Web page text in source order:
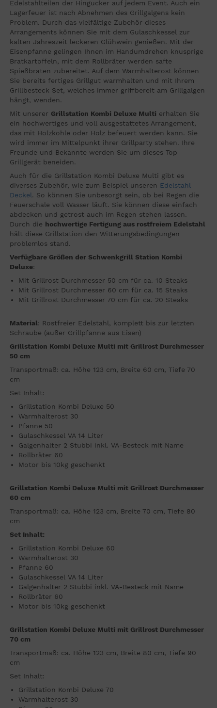
Edelstahlteilen der Hingucker auf jedem Event. Auch ein
Lagerfeuer ist nach Abnehmen des Grillgalgens kein
Problem. Durch das vielfältige Zubehör dieses
Arrangements können Sie mit dem Gulaschkessel zur
kalten Jahreszeit leckeren Glühwein genießen. Mit der
Eisenpfanne gelingen Ihnen im Handumdrehen knusprige
Bratkartoffeln, mit dem Rollbräter werden safte
Spießbraten zubereitet. Auf dem Warmhalterost können
Sie bereits fertiges Grillgut warmhalten und mit Ihrem
Grillbesteck Set, welches immer griffbereit am Grillgalgen
hängt, wenden.
Mit unserer Grillstation Kombi Deluxe Multi erhalten Sie
ein hochwertiges und voll ausgestattetes Arrangement,
das mit Holzkohle oder Holz befeuert werden kann. Sie
wird immer im Mittelpunkt ihrer Grillparty stehen. Ihre
Freunde und Bekannte werden Sie um dieses Top-
Grillgerät beneiden.
Auch für die Grillstation Kombi Deluxe Multi gibt es
diverses Zubehör, wie zum Beispiel unseren Edelstahl
Deckel. So können Sie unbesorgt sein, ob bei Regen die
Feuerschale voll Wasser läuft. Sie können diese einfach
abdecken und getrost auch im Regen stehen lassen.
Durch die hochwertige Fertigung aus rostfreiem Edelstahl
hält diese Grillstation den Witterungsbedingungen
problemlos stand.
Verfügbare Größen der Schwenkgrill Station Kombi
Deluxe:
Mit Grillrost Durchmesser 50 cm für ca. 10 Steaks
Mit Grillrost Durchmesser 60 cm für ca. 15 Steaks
Mit Grillrost Durchmesser 70 cm für ca. 20 Steaks
Material: Rostfreier Edelstahl, komplett bis zur letzten
Schraube (außer Grillpfanne aus Eisen)
Grillstation Kombi Deluxe Multi mit Grillrost Durchmesser
50 cm
Transportmaß: ca. Höhe 123 cm, Breite 60 cm, Tiefe 70
cm
Set Inhalt:
Grillstation Kombi Deluxe 50
Warmhalterost 30
Pfanne 50
Gulaschkessel VA 14 Liter
Galgenhalter 2 Stubbi inkl. VA-Besteck mit Name
Rollbräter 60
Motor bis 10kg geschenkt
Grillstation Kombi Deluxe Multi mit Grillrost Durchmesser
60 cm
Transportmaß: ca. Höhe 123 cm, Breite 70 cm, Tiefe 80
cm
Set Inhalt:
Grillstation Kombi Deluxe 60
Warmhalterost 30
Pfanne 60
Gulaschkessel VA 14 Liter
Galgenhalter 2 Stubbi inkl. VA-Besteck mit Name
Rollbräter 60
Motor bis 10kg geschenkt
Grillstation Kombi Deluxe Multi mit Grillrost Durchmesser
70 cm
Transportmaß: ca. Höhe 123 cm, Breite 80 cm, Tiefe 90
cm
Set Inhalt:
Grillstation Kombi Deluxe 70
Warmhalterost 30